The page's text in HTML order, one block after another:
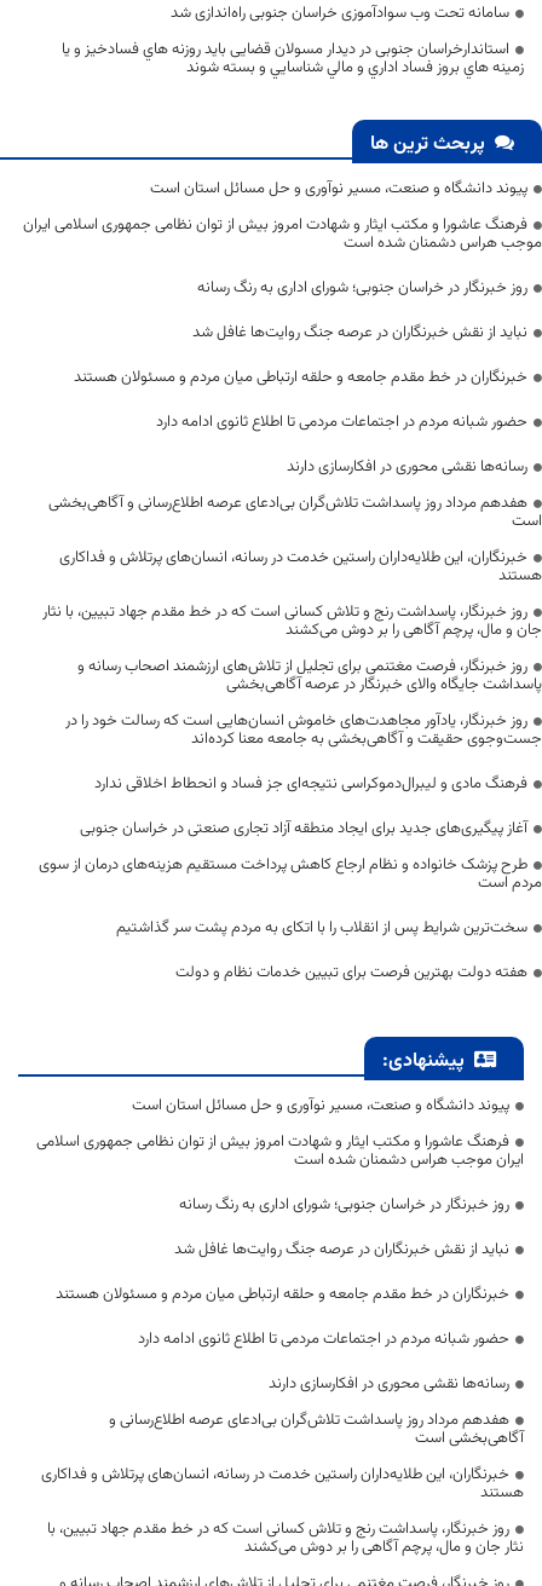
سامانه تحت وب سوادآموزی خراسان جنوبی راه‌اندازی شد
استاندارخراسان جنوبی در دیدار مسولان قضایی بايد روزنه هاي فسادخيز و يا
زمينه هاي بروز فساد اداري و مالي شناسايي و بسته شوند
پربحث ترین ها
پیوند دانشگاه و صنعت، مسیر نوآوری و حل مسائل استان است
فرهنگ عاشورا و مکتب ایثار و شهادت امروز بیش از توان نظامی جمهوری اسلامی ایران
موجب هراس دشمنان شده است
روز خبرنگار در خراسان جنوبی؛ شورای اداری به رنگ رسانه
نباید از نقش خبرنگاران در عرصه جنگ روایت‌ها غافل شد
خبرنگاران در خط مقدم جامعه و حلقه ارتباطی میان مردم و مسئولان هستند
حضور شبانه مردم در اجتماعات مردمی تا اطلاع ثانوی ادامه دارد
رسانه‌ها نقشی محوری در افکارسازی دارند
هفدهم مرداد روز پاسداشت تلاش‌گران بی‌ادعای عرصه اطلاع‌رسانی و آگاهی‌بخشی
است
خبرنگاران، این طلایه‌داران راستین خدمت در رسانه، انسان‌های پرتلاش و فداکاری
هستند
روز خبرنگار، پاسداشت رنج و تلاش کسانی است که در خط مقدم جهاد تبیین، با نثار
جان و مال، پرچم آگاهی را بر دوش می‌کشند
روز خبرنگار، فرصت مغتنمی برای تجلیل از تلاش‌های ارزشمند اصحاب رسانه و
پاسداشت جایگاه والای خبرنگار در عرصه آگاهی‌بخشی
روز خبرنگار، یادآور مجاهدت‌های خاموش انسان‌هایی است که رسالت خود را در
جست‌وجوی حقیقت و آگاهی‌بخشی به جامعه معنا کرده‌اند
فرهنگ مادی و لیبرال‌دموکراسی نتیجه‌ای جز فساد و انحطاط اخلاقی ندارد
آغاز پیگیری‌های جدید برای ایجاد منطقه آزاد تجاری صنعتی در خراسان جنوبی
طرح پزشک خانواده و نظام ارجاع کاهش پرداخت مستقیم هزینه‌های درمان از سوی
مردم است
سخت‌ترین شرایط پس از انقلاب را با اتکای به مردم پشت سر گذاشتیم
هفته دولت بهترین فرصت برای تبیین خدمات نظام و دولت
پیشنهادی:
پیوند دانشگاه و صنعت، مسیر نوآوری و حل مسائل استان است
فرهنگ عاشورا و مکتب ایثار و شهادت امروز بیش از توان نظامی جمهوری اسلامی
ایران موجب هراس دشمنان شده است
روز خبرنگار در خراسان جنوبی؛ شورای اداری به رنگ رسانه
نباید از نقش خبرنگاران در عرصه جنگ روایت‌ها غافل شد
خبرنگاران در خط مقدم جامعه و حلقه ارتباطی میان مردم و مسئولان هستند
حضور شبانه مردم در اجتماعات مردمی تا اطلاع ثانوی ادامه دارد
رسانه‌ها نقشی محوری در افکارسازی دارند
هفدهم مرداد روز پاسداشت تلاش‌گران بی‌ادعای عرصه اطلاع‌رسانی و
آگاهی‌بخشی است
خبرنگاران، این طلایه‌داران راستین خدمت در رسانه، انسان‌های پرتلاش و فداکاری
هستند
روز خبرنگار، پاسداشت رنج و تلاش کسانی است که در خط مقدم جهاد تبیین، با
نثار جان و مال، پرچم آگاهی را بر دوش می‌کشند